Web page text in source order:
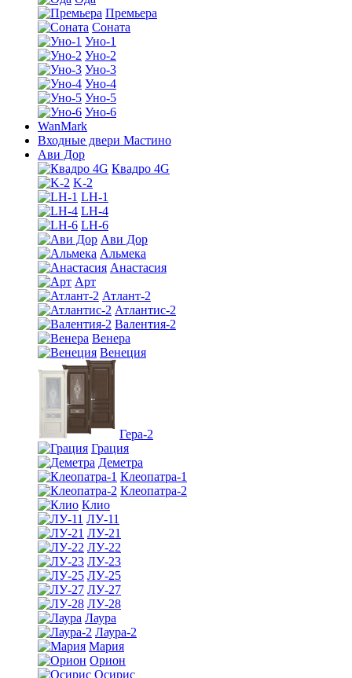
Премьера
Соната
Уно-1
Уно-2
Уно-3
Уно-4
Уно-5
Уно-6
WanMark
Входные двери Мастино
Ави Дор
Квадро 4G
K-2
LH-1
LH-4
LH-6
Ави Дор
Альмека
Анастасия
Арт
Атлант-2
Атлантис-2
Валентия-2
Венера
Венеция
Гера-2
Грация
Деметра
Клеопатра-1
Клеопатра-2
Клио
ЛУ-11
ЛУ-21
ЛУ-22
ЛУ-23
ЛУ-25
ЛУ-27
ЛУ-28
Лаура
Лаура-2
Мария
Орион
Осирис